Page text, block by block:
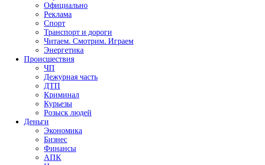
Официально
Реклама
Спорт
Транспорт и дороги
Читаем. Смотрим. Играем
Энергетика
Происшествия
ЧП
Дежурная часть
ДТП
Криминал
Курьезы
Розыск людей
Деньги
Экономика
Бизнес
Финансы
АПК